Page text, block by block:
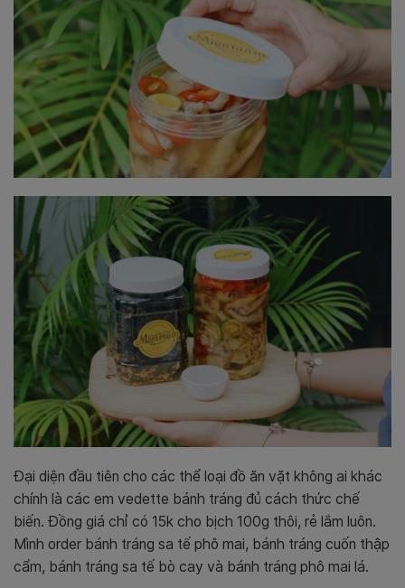
Đại diện đầu tiên cho các thể loại đồ ăn vặt không ai khác
chính là các em vedette bánh tráng đủ cách thức chế
biến. Đồng giá chỉ có 15k cho bịch 100g thôi, rẻ lắm luôn.
Mình order bánh tráng sa tế phô mai, bánh tráng cuốn thập
cẩm, bánh tráng sa tế bò cay và bánh tráng phô mai lá.